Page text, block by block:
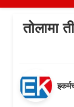
तोलामा